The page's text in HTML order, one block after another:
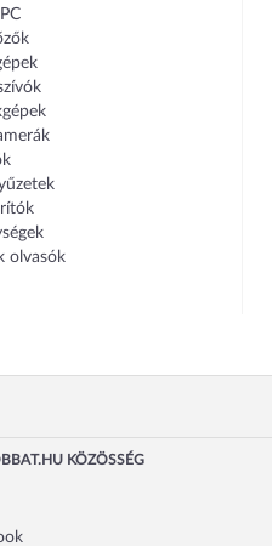
olvasók
KÖZÖSSÉG